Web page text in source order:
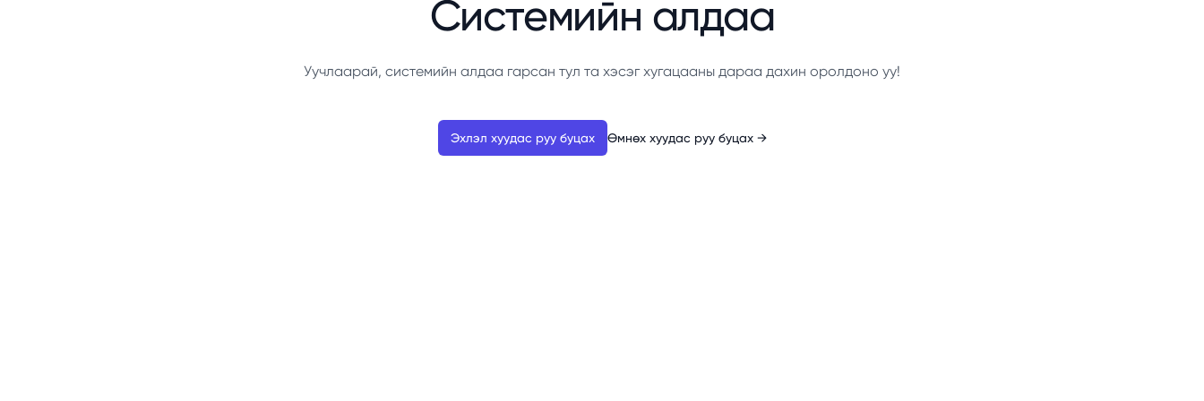
Системийн алдаа
Уучлаарай, системийн алдаа гарсан тул та хэсэг хугацааны дараа дахин оролдоно уу!
Эхлэл хуудас руу буцах Өмнөх хуудас руу буцах →